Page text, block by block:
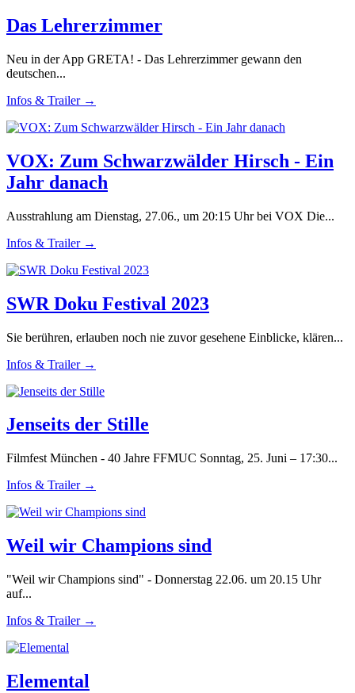
Das Lehrerzimmer
Neu in der App GRETA! - Das Lehrerzimmer gewann den
deutschen...
Infos & Trailer →
VOX: Zum Schwarzwälder Hirsch - Ein
Jahr danach
Ausstrahlung am Dienstag, 27.06., um 20:15 Uhr bei VOX Die...
Infos & Trailer →
SWR Doku Festival 2023
Sie berühren, erlauben noch nie zuvor gesehene Einblicke, klären...
Infos & Trailer →
Jenseits der Stille
Filmfest München - 40 Jahre FFMUC Sonntag, 25. Juni – 17:30...
Infos & Trailer →
Weil wir Champions sind
"Weil wir Champions sind" - Donnerstag 22.06. um 20.15 Uhr
auf...
Infos & Trailer →
Elemental